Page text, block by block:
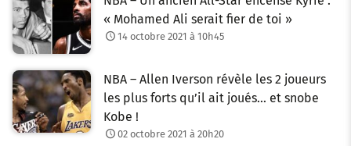
« Mohamed Ali serait fier de toi »
14 octobre 2021 à 10h45
NBA – Allen Iverson révèle les 2 joueurs
les plus forts qu’il ait joués… et snobe
Kobe !
02 octobre 2021 à 20h20